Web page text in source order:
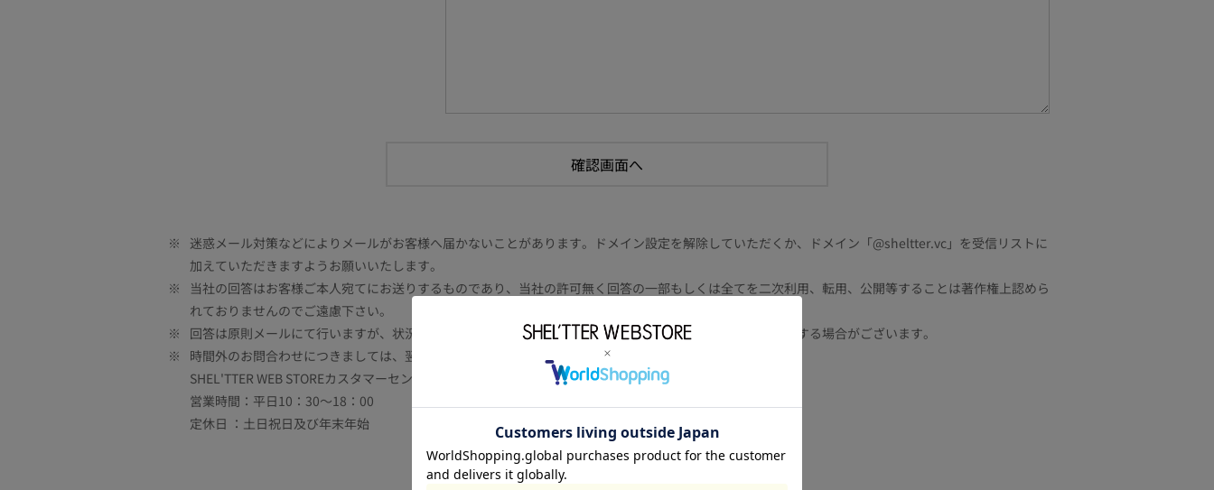
※
迷惑メール対策などによりメールがお客様へ届かないことがあります。ドメイン設定を解除していただくか、ドメイン「@sheltter.vc」を受信リストに
加えていただきますようお願いいたします。
※
当社の回答はお客様ご本人宛てにお送りするものであり、当社の許可無く回答の一部もしくは全てを二次利用、転用、公開等することは著作権上認めら
れておりませんのでご遠慮下さい。
※
回答は原則メールにて行いますが、状況により電話や書面等の場合もございます。また内容により時間を要する場合がございます。
※
時間外のお問合わせにつきましては、翌営業日より順次対応いたします。
SHEL'TTER WEB STOREカスタマーセンター
営業時間：平日10：30～18：00
定休日 ：土日祝日及び年末年始